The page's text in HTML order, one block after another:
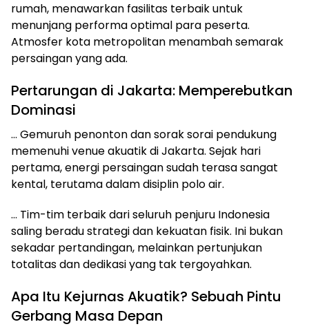
rumah, menawarkan fasilitas terbaik untuk
menunjang performa optimal para peserta.
Atmosfer kota metropolitan menambah semarak
persaingan yang ada.
Pertarungan di Jakarta: Memperebutkan
Dominasi
… Gemuruh penonton dan sorak sorai pendukung
memenuhi venue akuatik di Jakarta. Sejak hari
pertama, energi persaingan sudah terasa sangat
kental, terutama dalam disiplin polo air.
… Tim-tim terbaik dari seluruh penjuru Indonesia
saling beradu strategi dan kekuatan fisik. Ini bukan
sekadar pertandingan, melainkan pertunjukan
totalitas dan dedikasi yang tak tergoyahkan.
Apa Itu Kejurnas Akuatik? Sebuah Pintu
Gerbang Masa Depan